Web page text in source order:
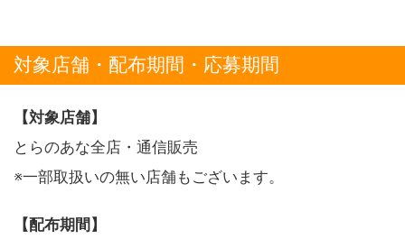
対象店舗・配布期間・応募期間
【対象店舗】
とらのあな全店・通信販売
※一部取扱いの無い店舗もございます。
【配布期間】